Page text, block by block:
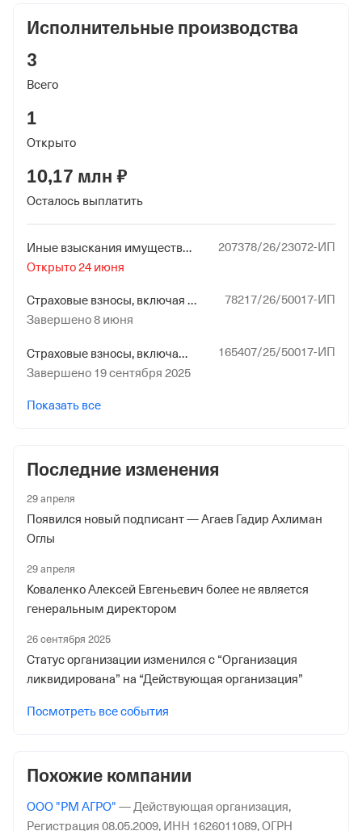
Внебюджетные фонды
Регистрационный номер в ПФР
1117751519
Дата регистрации
21 марта 2024
Наименование территориального органа
Отделение Фонда Пенсионного и Социального
Регистрационный номер ФссРФ
Дата регистрации
Наименование территориального органа
Отделение Фонда Пенсионного и Социального
Исполнительные производства
3
Всего
1
Открыто
10,17 млн ₽
Осталось выплатить
Иные взыскания имущественного характера в пользу физических и юридических лиц
207378/26/23072-ИП
Открыто 24 июня
Страховые взносы, включая пени
78217/26/50017-ИП
Завершено 8 июня
Страховые взносы, включая пени
165407/25/50017-ИП
Завершено 19 сентября 2025
Показать все
Последние изменения
29 апреля
Появился новый подписант — Агаев Гадир Ахлиман
Оглы
29 апреля
Коваленко Алексей Евгеньевич более не является
генеральным директором
26 сентября 2025
Статус организации изменился с “Организация
ликвидирована” на “Действующая организация”
Посмотреть все события
Похожие компании
ООО "РМ АГРО" — Действующая организация,
Регистрация 08.05.2009, ИНН 1626011089,ОГРН